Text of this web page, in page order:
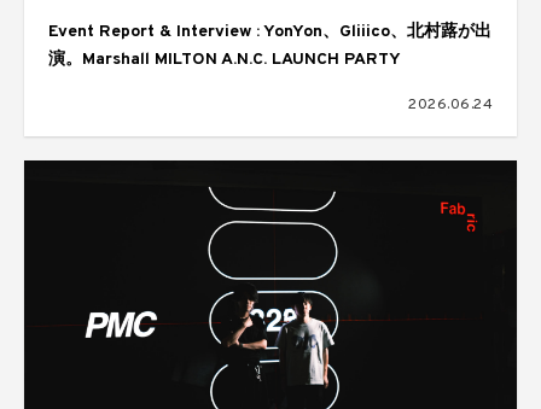
Event Report & Interview : YonYon、Gliiico、北村蕗が出
演。Marshall MILTON A.N.C. LAUNCH PARTY
2026.06.24